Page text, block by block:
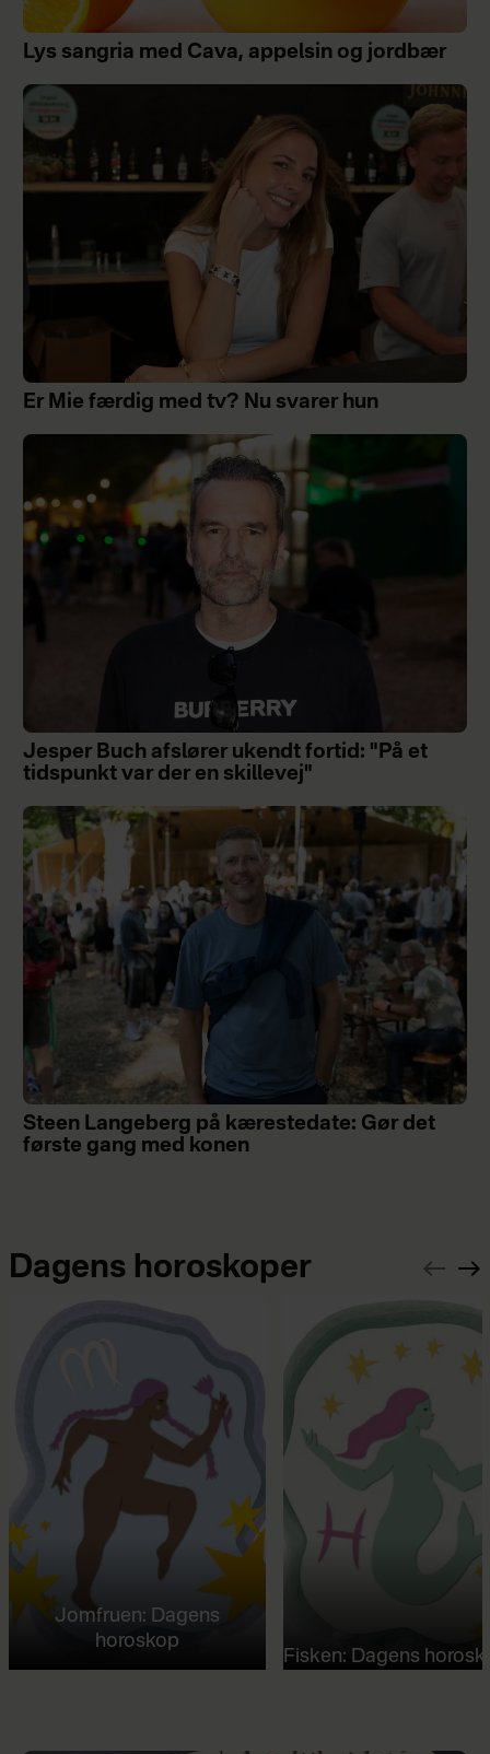
Lys sangria med Cava, appelsin og jordbær
Er Mie færdig med tv? Nu svarer hun
Jesper Buch afslører ukendt fortid: "På et
tidspunkt var der en skillevej"
Steen Langeberg på kærestedate: Gør det
første gang med konen
Dagens horoskoper
Jomfruen: Dagens
horoskop
Fisken: Dagens